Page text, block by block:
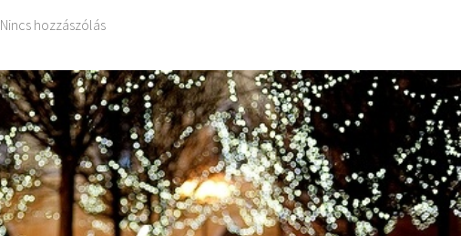
Nincs hozzászólás